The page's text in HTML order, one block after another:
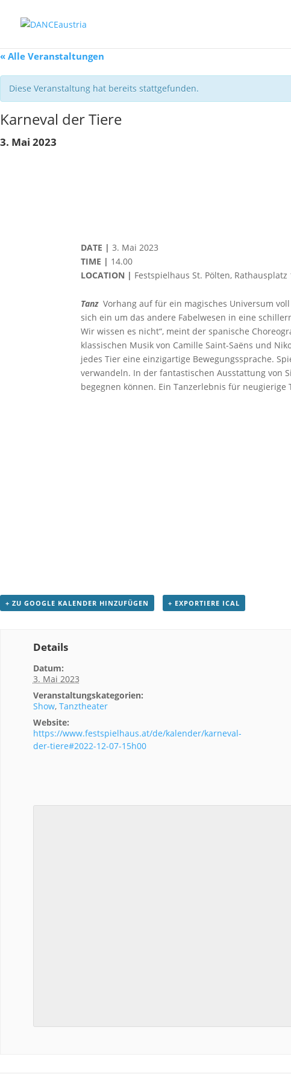
« Alle Veranstaltungen
Diese Veranstaltung hat bereits stattgefunden.
Karneval der Tiere
3. Mai 2023
DATE | 3. Mai 2023
TIME | 14.00
LOCATION | Festspielhaus St. Pölten, Rathausplatz
Tanz Vorhang auf für ein magisches Universum
sich ein um das andere Fabelwesen in eine
Wir wissen es nicht“, meint der spanische
klassischen Musik von Camille Saint-Saëns und
jedes Tier eine einzigartige Bewegungssprache.
verwandeln. In der fantastischen Ausstattung von
begegnen können. Ein Tanzerlebnis für
+ ZU GOOGLE KALENDER HINZUFÜGEN + EXPORTIERE ICAL
Details
Datum:
3. Mai 2023
Veranstaltungskategorien:
Show, Tanztheater
Website:
https://www.festspielhaus.at/de/kalender/karneval-
der-tiere#2022-12-07-15h00